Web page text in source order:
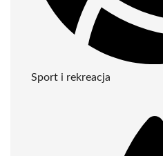
Sport i rekreacja